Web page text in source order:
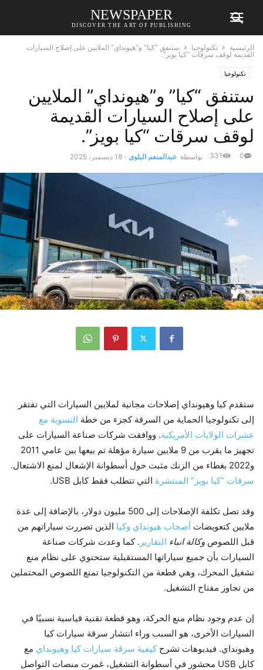
NEWSPAPER
DISCOVER THE ART OF PUBLISHING
الرئيسية تكنولوجيا
ستنفق “كيا” و”هيونداي” الملايين على إصلاح السيارات
القديمة لوقف سرقات “كيا بويز”.
تكنولوجيا
ستنفق “كيا” و”هيونداي” الملايين
على إصلاح السيارات القديمة
لوقف سرقات “كيا بويز”.
بواسطة عبدالمنعم البلوي - 18 ديسمبر، 2025 0
331
ستقدم كيا وهيونداي إصلاحات مجانية لملايين السيارات التي تفتقر
إلى تكنولوجيا الحماية من السرقة كجزء من خطة التسوية مع
عشرات الولايات الأمريكية. ووافقت شركات صناعة السيارات على
تجهيز ما يقرب من 9 ملايين سيارة مؤهلة تم بيعها بين عامي 2011
و2022 بغطاء من الزنك مثبت حول أسطوانة الإشعال لمنع الاشتعال.
سرقات “كيا بويز” المنتشرة التي تتطلب فقط كابل USB.
وقد تصل تكلفة الإصلاحات إلى 500 مليون دولار، بالإضافة إلى عدة
ملايين كتعويضات أصحاب هيونداي وكيا الذين تضررت سياراتهم من
قبل اللصوص وكالة انباء التقارير . كما وعدت شركات صناعة
السيارات بأن جميع سياراتها المستقبلية ستحتوي على نظام منع
تشغيل المحرك، وهي قطعة من التكنولوجيا تمنع اللصوص المحتملين
من تجاوز مفتاح التشغيل.
إن عدم وجود نظام منع الحركة، وهو قطعة تقنية قياسية نسبيًا في
السيارات الأخرى، هو السبب وراء انتشار سرقة سيارات كيا
وهيونداي. فيديوهات تشرحكيفية سرقة سيارات كيا وهيونداي مع
كابل USB محشور في أسطوانة التشغيل، غمرت منصات التواصل